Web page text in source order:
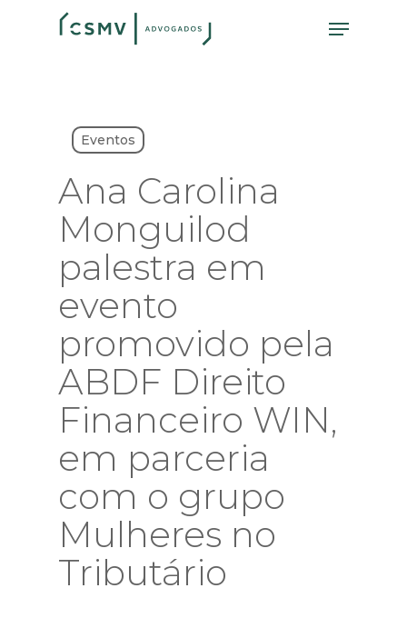
Menu
Eventos
Ana Carolina
Monguilod
palestra em
evento
promovido pela
ABDF Direito
Financeiro WIN,
em parceria
com o grupo
Mulheres no
Tributário